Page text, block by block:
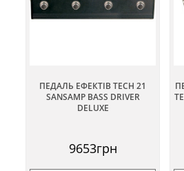
ПЕДАЛЬ ЕФЕКТІВ TECH 21
SANSAMP BASS DRIVER
DELUXE
9653грн